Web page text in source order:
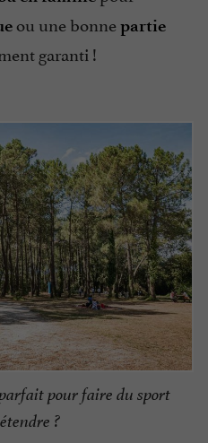
ou une bonnepartie
garanti !
pour faire du sport
?